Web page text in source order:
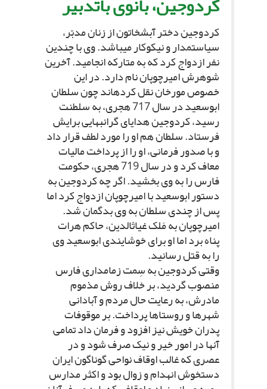
کردوجین دختر آبش‏خاتون از زنان مدبّر،
سیاستمدار و نیکوکار مى‏باشد. وى با چندین
نفر ازدواج کرد که به متارکه انجامید. آخرین
شوهرش امیرچوپان نام دارد. در این
خصوص مورخان نقل کرده‏اند چون سلطان
ابوسعید در سال 717 هجرى، به سلطنت
رسید، کردوجین هدایاى گرانبهایى برایش
فرستاد. سلطان هم او را مورد لطف قرار داد
و با صدور فرمانى، او را از پرداخت مالیات
معاف کرد و در سال 719 هجرى، حکومت
فارس را به وى بخشید. اگر چه کردوجین به
دستور ابوسعید با امیرچوپان ازدواج کرد اما
پس از چندى سلطان به وى بدگمان شد.
امیرچوپان به مَلک غیاث‏الدین، حاکم هرات
پناه برد اما او براى خوشایندى ابوسعید وى
را به قتل رسانید.
وقتى کردوجین به سِمت زمامدارى فارس
منصوب گردید، بر خلاف روش مذموم
مادرش، به رعایت حال مردم و آبادانى
شهرها و روستاها پرداخت. بر موقوفات
پدران خویش نیز افزود و فرمان داد تمامى
آنها در امور خیر و نیک صرف شود و در
عصرى که غالب اوقاف نواحى گوناگون ایران
دستخوش انهدام و زوال بود و اکثر مدارس